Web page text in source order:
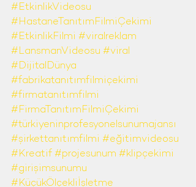
#EtkinlikVideosu
#HastaneTanıtımFilmiÇekimi
#EtkinlikFilmi #viralreklam
#LansmanVideosu #viral
#DijitalDünya
#fabrikatanıtımfilmiçekimi
#firmatanıtımfilmi
#FirmaTanıtımFilmiÇekimi
#türkiyeninprofesyonelsunumajansı
#şirkettanıtımfilmi #eğitimvideosu
#Kreatif#projesunum #klipçekimi
#girişimsunumu
#KüçükÖlçekliİşletme